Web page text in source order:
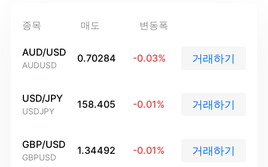
AFA 후원
미디어 센터
직업 기회
문의
도움말
KR
English
Français
Español
종목 매도 변동폭
AUD/USD
AUDUSD
0.70284 -0.03% 거래하기
USD/JPY
USDJPY
158.405 -0.01% 거래하기
GBP/USD
GBPUSD
1.34492 -0.01% 거래하기